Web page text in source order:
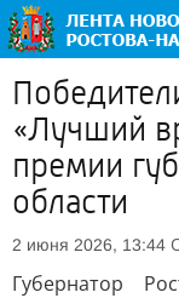
«Лучший
премии
области
2 июня 2026, 13:44
Губернатор